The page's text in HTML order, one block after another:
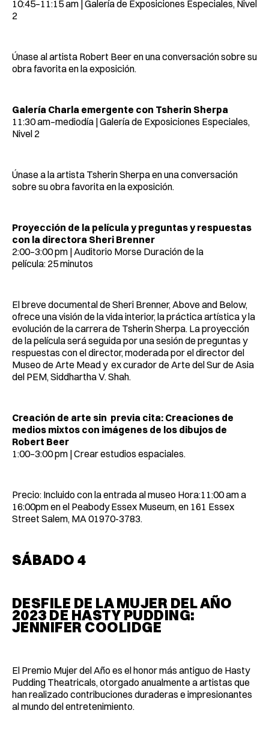
10:45–11:15 am | Galería de Exposiciones Especiales, Nivel
2
Únase al artista Robert Beer en una conversación sobre su
obra favorita en la exposición.
Galería Charla emergente con Tsherin Sherpa
11:30 am–mediodía | Galería de Exposiciones Especiales,
Nivel 2
Únase a la artista Tsherin Sherpa en una conversación
sobre su obra favorita en la exposición.
Proyección de la película y preguntas y respuestas
con la directora Sheri Brenner
2:00–3:00 pm | Auditorio Morse Duración de la
película: 25 minutos
El breve documental de Sheri Brenner, Above and Below,
ofrece una visión de la vida interior, la práctica artística y la
evolución de la carrera de Tsherin Sherpa. La proyección
de la película será seguida por una sesión de preguntas y
respuestas con el director, moderada por el director del
Museo de Arte Mead y ex curador de Arte del Sur de Asia
del PEM, Siddhartha V. Shah.
Creación de arte sin previa cita: Creaciones de
medios mixtos con imágenes de los dibujos de
Robert Beer
1:00–3:00 pm | Crear estudios espaciales.
Precio: Incluido con la entrada al museo Hora:11:00 am a
16:00pm en el Peabody Essex Museum, en 161 Essex
Street Salem, MA 01970-3783.
SÁBADO 4
DESFILE DE LA MUJER DEL AÑO
2023 DE HASTY PUDDING:
JENNIFER COOLIDGE
El Premio Mujer del Año es el honor más antiguo de Hasty
Pudding Theatricals, otorgado anualmente a artistas que
han realizado contribuciones duraderas e impresionantes
al mundo del entretenimiento.